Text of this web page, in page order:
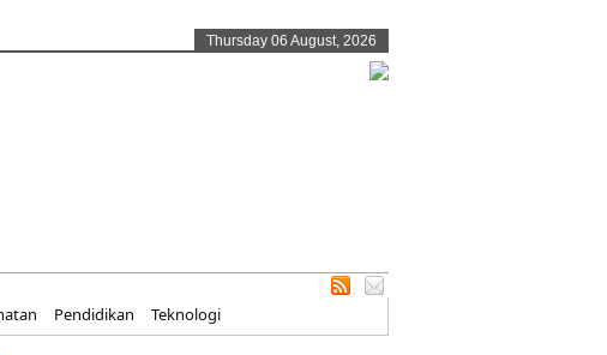
Thursday 06 August, 2026
Pendidikan Teknologi